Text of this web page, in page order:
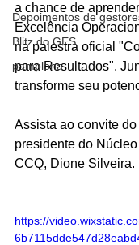
Depoimentos de
Blitz do GES
pamplona
a chance de
Excelência
na palestra oficial
para Resultados".
transforme seu
Assista ao convite
presidente do
CCQ, Dione Silveira.
https://